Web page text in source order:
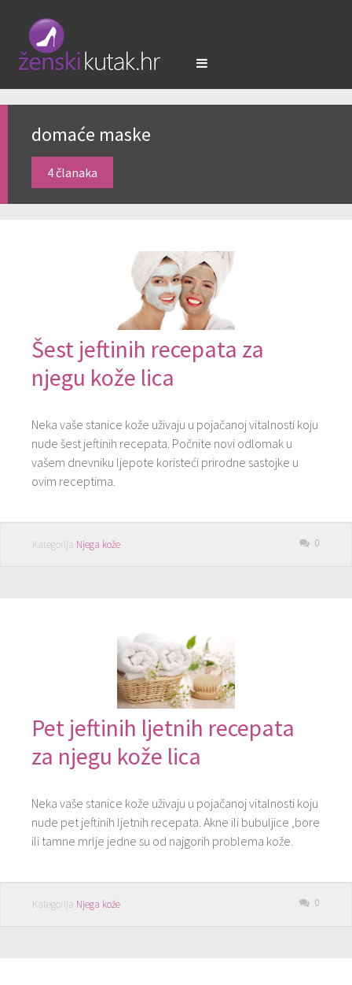
domaće maske
4 članaka
Šest jeftinih recepata za
njegu kože lica
Neka vaše stanice kože uživaju u pojačanoj vitalnosti koju
nude šest jeftinih recepata. Počnite novi odlomak u
vašem dnevniku ljepote koristeći prirodne sastojke u
ovim receptima.
Kategorija Njega kože 0
Pet jeftinih ljetnih recepata
za njegu kože lica
Neka vaše stanice kože uživaju u pojačanoj vitalnosti koju
nude pet jeftinih ljetnih recepata. Akne ili bubuljice ,bore
ili tamne mrlje jedne su od najgorih problema kože.
Kategorija Njega kože 0